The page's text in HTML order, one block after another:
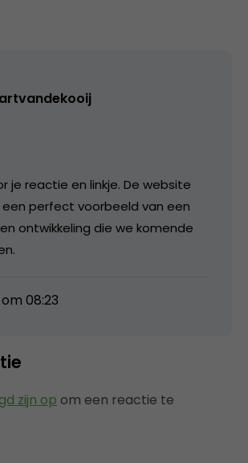
je reactie en linkje. De website
een perfect voorbeeld van een
ontwikkeling die we komende
om 08:23
zijn op om een reactie te